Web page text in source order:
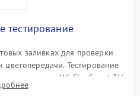
тестирование
заливках для проверки
Тестирование
модуля Wi-Fi и Smart TV
нескольких часов.